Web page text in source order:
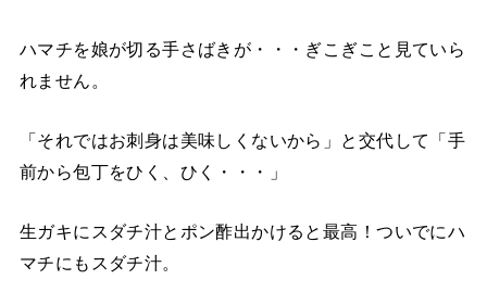
ハマチを娘が切る手さばきが・・・ぎこぎこと見ていら
れません。
「それではお刺身は美味しくないから」と交代して「手
前から包丁をひく、ひく・・・」
生ガキにスダチ汁とポン酢出かけると最高！ついでにハ
マチにもスダチ汁。